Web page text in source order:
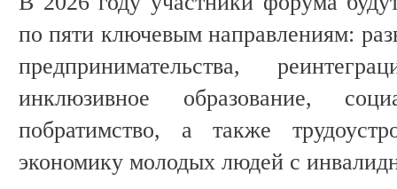
по пяти ключевым направлениям:
предпринимательства,
инклюзивное образование,
побратимство, а также
экономику молодых людей с